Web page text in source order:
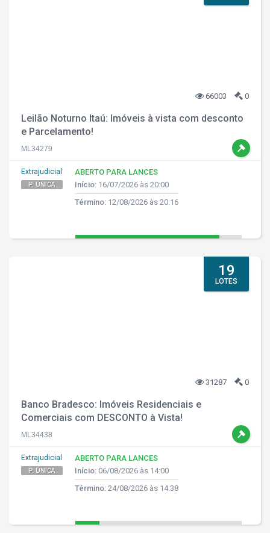
66003 0
Leilão Noturno Itaú: Imóveis à vista com desconto
e Parcelamento!
ML34279
Extrajudicial
P. ÚNICA
ABERTO PARA LANCES
Início: 16/07/2026 às 20:00
Término: 12/08/2026 às 20:16
19
LOTES
31287 0
Banco Bradesco: Imóveis Residenciais e
Comerciais com DESCONTO à Vista!
ML34438
Extrajudicial
P. ÚNICA
ABERTO PARA LANCES
Início: 06/08/2026 às 14:00
Término: 24/08/2026 às 14:38